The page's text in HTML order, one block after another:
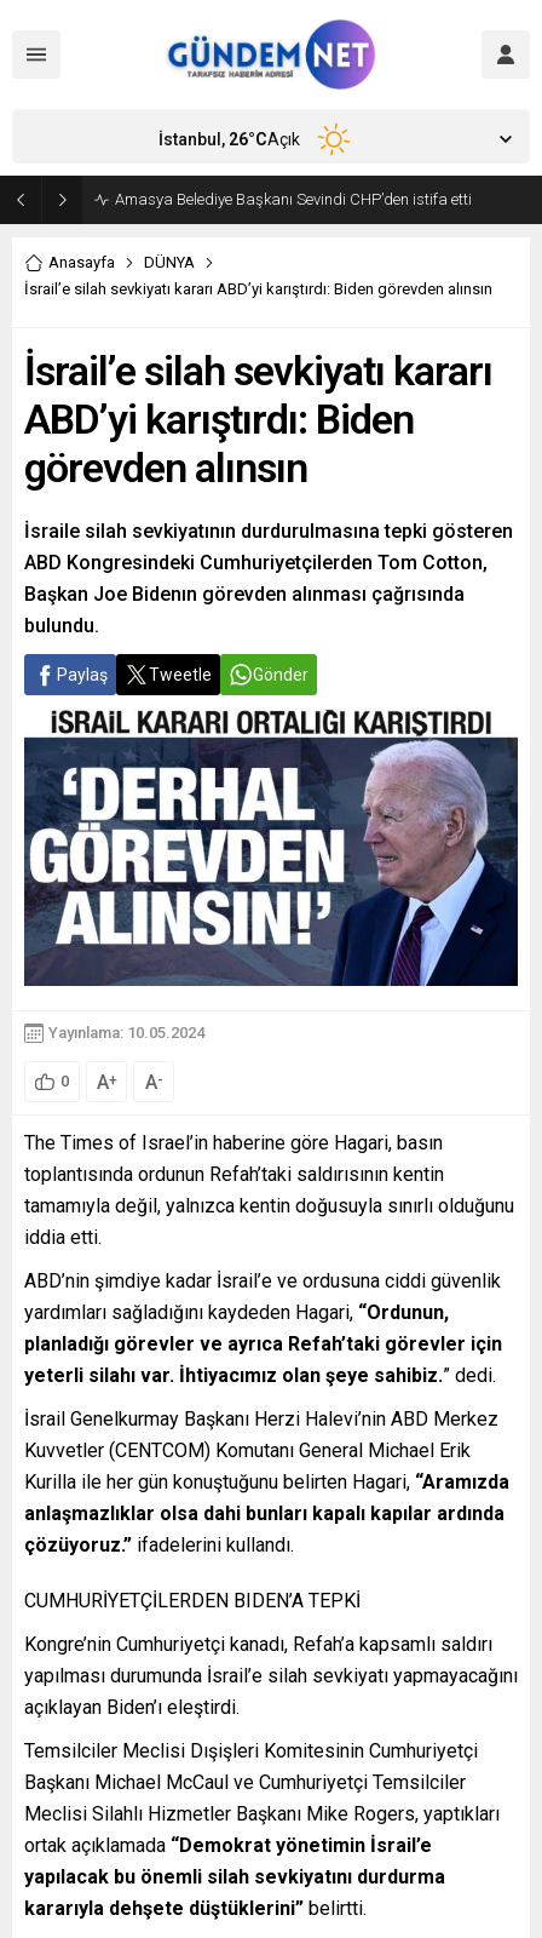
Amasya Belediye Başkanı Sevindi CHP’den istifa etti
İstanbul, 26°CAçık
Anasayfa
DÜNYA
İsrail’e silah sevkiyatı kararı ABD’yi karıştırdı: Biden görevden alınsın
İsrail’e silah sevkiyatı kararı
ABD’yi karıştırdı: Biden
görevden alınsın
İsraile silah sevkiyatının durdurulmasına tepki gösteren
ABD Kongresindeki Cumhuriyetçilerden Tom Cotton,
Başkan Joe Bidenın görevden alınması çağrısında
bulundu.
Paylaş Tweetle Gönder
Yayınlama: 10.05.2024
0 A+ A-
The Times of Israel’in haberine göre Hagari, basın
toplantısında ordunun Refah’taki saldırısının kentin
tamamıyla değil, yalnızca kentin doğusuyla sınırlı olduğunu
iddia etti.
ABD’nin şimdiye kadar İsrail’e ve ordusuna ciddi güvenlik
yardımları sağladığını kaydeden Hagari, “Ordunun,
planladığı görevler ve ayrıca Refah’taki görevler için
yeterli silahı var. İhtiyacımız olan şeye sahibiz.” dedi.
İsrail Genelkurmay Başkanı Herzi Halevi’nin ABD Merkez
Kuvvetler (CENTCOM) Komutanı General Michael Erik
Kurilla ile her gün konuştuğunu belirten Hagari, “Aramızda
anlaşmazlıklar olsa dahi bunları kapalı kapılar ardında
çözüyoruz.” ifadelerini kullandı.
CUMHURİYETÇİLERDEN BIDEN’A TEPKİ
Kongre’nin Cumhuriyetçi kanadı, Refah’a kapsamlı saldırı
yapılması durumunda İsrail’e silah sevkiyatı yapmayacağını
açıklayan Biden’ı eleştirdi.
Temsilciler Meclisi Dışişleri Komitesinin Cumhuriyetçi
Başkanı Michael McCaul ve Cumhuriyetçi Temsilciler
Meclisi Silahlı Hizmetler Başkanı Mike Rogers, yaptıkları
ortak açıklamada “Demokrat yönetimin İsrail’e
yapılacak bu önemli silah sevkiyatını durdurma
kararıyla dehşete düştüklerini” belirtti.